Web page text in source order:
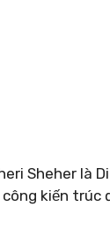
Sheher là
kiến ​​trúc